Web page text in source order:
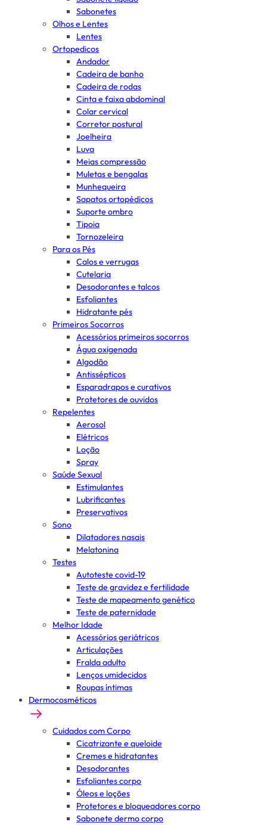
Sabonetes
Olhos e Lentes
Lentes
Ortopedicos
Andador
Cadeira de banho
Cadeira de rodas
Cinta e faixa abdominal
Colar cervical
Corretor postural
Joelheira
Luva
Meias compressão
Muletas e bengalas
Munhequeira
Sapatos ortopédicos
Suporte ombro
Tipoia
Tornozeleira
Para os Pés
Calos e verrugas
Cutelaria
Desodorantes e talcos
Esfoliantes
Hidratante pés
Primeiros Socorros
Acessórios primeiros socorros
Água oxigenada
Algodão
Antissépticos
Esparadrapos e curativos
Protetores de ouvidos
Repelentes
Aerosol
Elétricos
Loção
Spray
Saúde Sexual
Estimulantes
Lubrificantes
Preservativos
Sono
Dilatadores nasais
Melatonina
Testes
Autoteste covid-19
Teste de gravidez e fertilidade
Teste de mapeamento genético
Teste de paternidade
Melhor Idade
Acessórios geriátricos
Articulações
Fralda adulto
Lenços umidecidos
Roupas íntimas
Dermocosméticos
Cuidados com Corpo
Cicatrizante e queloide
Cremes e hidratantes
Desodorantes
Esfoliantes corpo
Óleos e loções
Protetores e bloqueadores corpo
Sabonete dermo corpo